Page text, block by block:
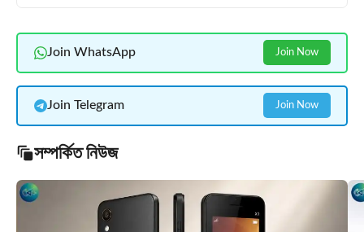
Join WhatsApp Join Now
Join Telegram Join Now
সম্পর্কিত নিউজ